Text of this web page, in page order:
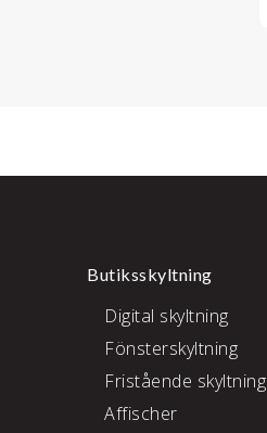
Butiksskyltning
Digital skyltning
Fönsterskyltning
Fristående skyltning
Affischer